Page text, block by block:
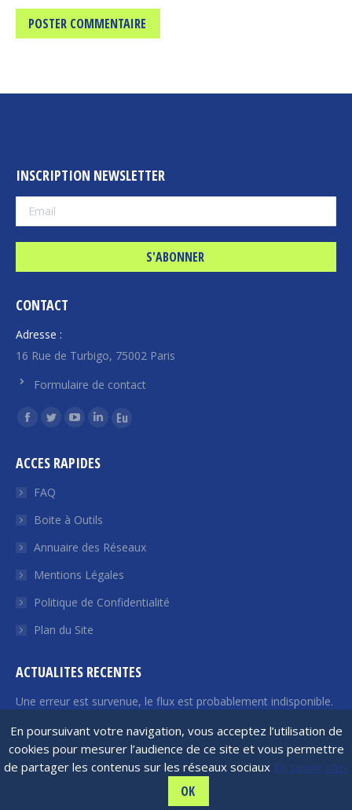
En poursuivant votre navigation, vous acceptez l’utilisation de
cookies pour mesurer l’audience de ce site et vous permettre
de partager les contenus sur les réseaux sociaux En savoir plus
OK
POSTER COMMENTAIRE
INSCRIPTION NEWSLETTER
CONTACT
Adresse :
16 Rue de Turbigo, 75002 Paris
Formulaire de contact
Trouvez nous sur :
La
Facebook
s'ouvre
une
nouvelle
fenêtre
La
Twitter
s'ouvre
une
nouvelle
fenêtre
La
YouTube
une
nouvelle
fenêtre
La
LinkedIn
une
nouvelle
fenêtre
La
nouvelle
fenêtre
ACCES RAPIDES
FAQ
Boite à Outils
Annuaire des Réseaux
Mentions Légales
Politique de Confidentialité
Plan du Site
ACTUALITES RECENTES
Une erreur est survenue, le flux est probablement indisponible.
France Angels | 2026 © Tous droits réservés